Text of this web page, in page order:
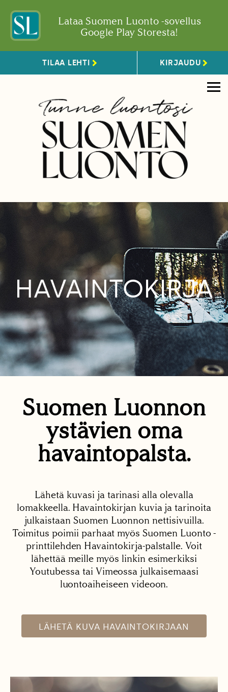
Lataa Suomen Luonto -sovellus
Google Play Storesta!
TILAA LEHTI KIRJAUDU
HAVAINTOKIRJA
Suomen Luonnon
ystävien oma
havaintopalsta.
Lähetä kuvasi ja tarinasi alla olevalla
lomakkeella. Havaintokirjan kuvia ja tarinoita
julkaistaan Suomen Luonnon nettisivuilla.
Toimitus poimii parhaat myös Suomen Luonto -
printtilehden Havaintokirja-palstalle. Voit
lähettää meille myös linkin esimerkiksi
Youtubessa tai Vimeossa julkaisemaasi
luontoaiheiseen videoon.
LÄHETÄ KUVA HAVAINTOKIRJAAN